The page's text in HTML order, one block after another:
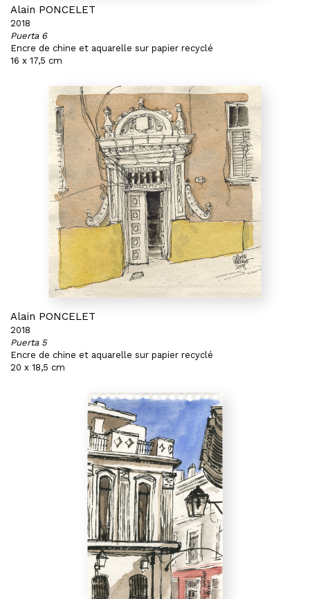
Alain PONCELET
2018
Puerta 6
Encre de chine et aquarelle sur papier recyclé
16 x 17,5 cm
Alain PONCELET
2018
Puerta 5
Encre de chine et aquarelle sur papier recyclé
20 x 18,5 cm